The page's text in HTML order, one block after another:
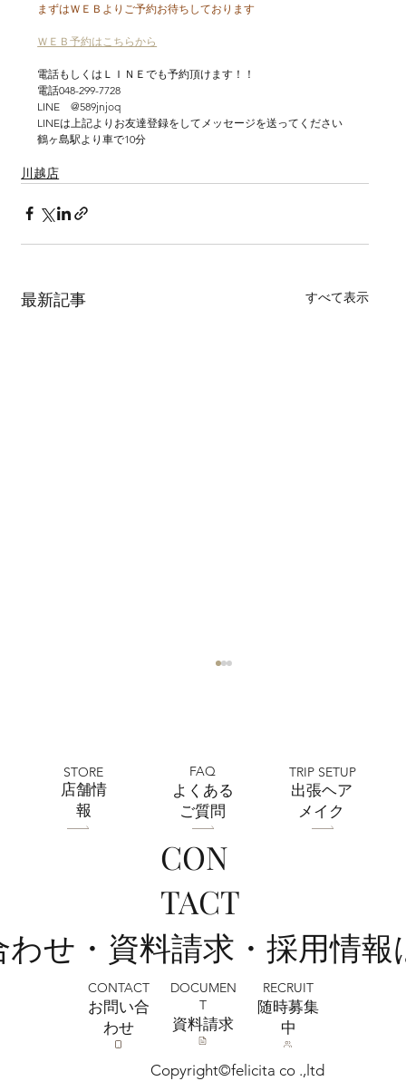
まずはＷＥＢよりご予約お待ちしております
ＷＥＢ予約はこちらから
電話もしくはＬＩＮＥでも予約頂けます！！
電話048-299-7728
LINE　@589jnjoq
LINEは上記よりお友達登録をしてメッセージを送ってください
鶴ヶ島駅より車で10分
川越店
最新記事 すべて表示
全店舗 ★ゴールデンウィークの営業に
Copyright©felicita co .,ltd
CON
TACT
せ・資料請求・採用情
CONTACT
お問い合
わせ
DOCUMEN
T
​資料請求
RECRUIT
​随時募集
中
STORE
​店舗情
報
FAQ
よくある
ご質問
TRIP SETUP
出張ヘア
メイク